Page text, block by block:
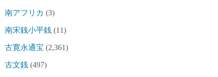
南アフリカ (3)
南宋銭小平銭 (11)
古寛永通宝 (2,361)
古文銭 (497)